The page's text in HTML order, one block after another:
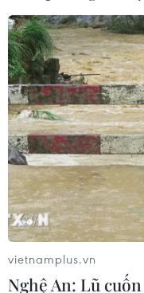
vietnamplus.vn
Nghệ An: Lũ